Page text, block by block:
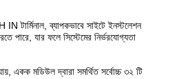
টার্মিনাল, ব্যাপকভাবে সাইটে ইনস্টলেশন
পারে, যার ফলে সিস্টেমের নির্ভরযোগ্যতা
একক মডিউল দ্বারা সমর্থিত সর্বোচ্চ ৩২ টি